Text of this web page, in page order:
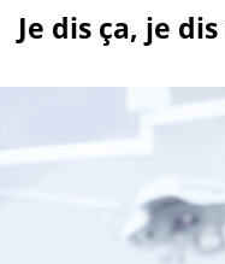
content
Je dis ça, je